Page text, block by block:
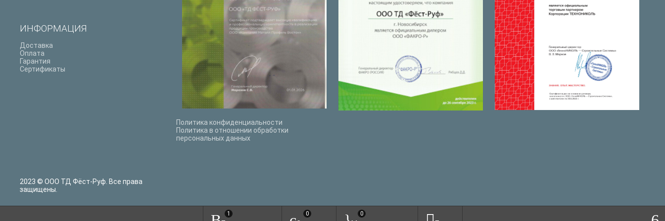
ИНФОРМАЦИЯ
Доставка
Оплата
Гарантия
Сертификаты
Политика конфиденциальности
Политика в отношении обработки
персональных данных
2023 © ООО ТД Фёст-Руф. Все права
защищены.
1 0 0